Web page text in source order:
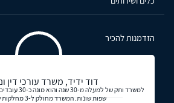
הזדמנות להכיר
דוד ידיד, משרד עורכי דין
שפות שונות. המשרד מחולק ל-3 מחלקות שונות – מח